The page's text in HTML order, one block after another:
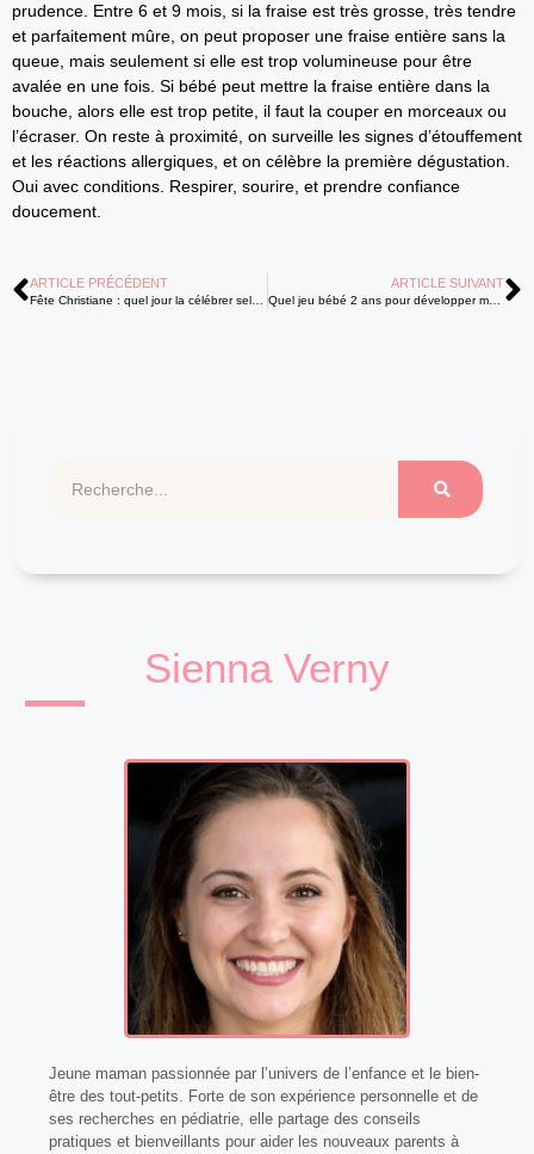
prudence. Entre 6 et 9 mois, si la fraise est très grosse, très tendre
et parfaitement mûre, on peut proposer une fraise entière sans la
queue, mais seulement si elle est trop volumineuse pour être
avalée en une fois. Si bébé peut mettre la fraise entière dans la
bouche, alors elle est trop petite, il faut la couper en morceaux ou
l’écraser. On reste à proximité, on surveille les signes d’étouffement
et les réactions allergiques, et on célèbre la première dégustation.
Oui avec conditions. Respirer, sourire, et prendre confiance
doucement.
ARTICLE PRÉCÉDENT ARTICLE SUIVANT
Quel jeu bébé 2 ans pour développer motricité et langage ?
Sienna Verny
Jeune maman passionnée par l’univers de l’enfance et le bien-
être des tout-petits. Forte de son expérience personnelle et de
ses recherches en pédiatrie, elle partage des conseils
pratiques et bienveillants pour aider les nouveaux parents à